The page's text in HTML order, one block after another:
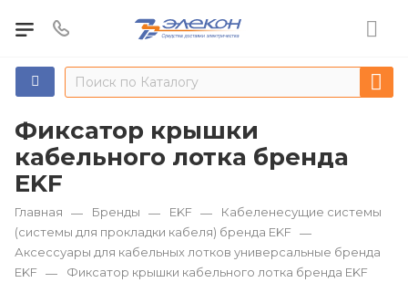
Фиксатор крышки
кабельного лотка бренда
EKF
Главная — Бренды — EKF —
Кабеленесущие системы
(системы для прокладки кабеля) бренда EKF —
Аксессуары для кабельных лотков универсальные бренда
EKF — Фиксатор крышки кабельного лотка бренда EKF